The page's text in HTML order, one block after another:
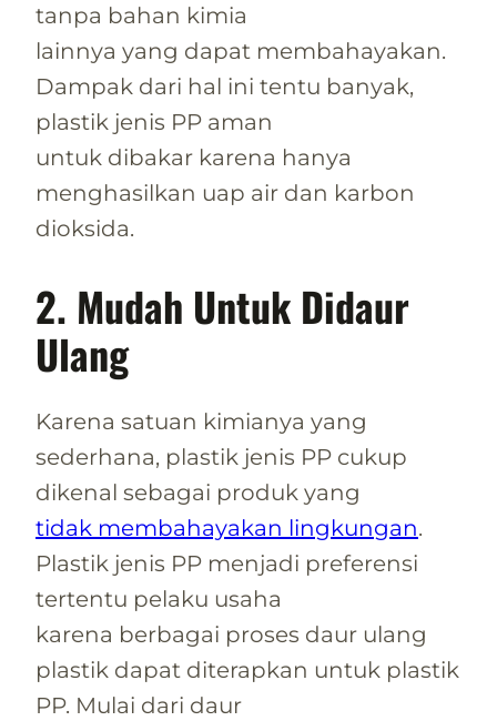
tanpa bahan kimia
lainnya yang dapat membahayakan.
Dampak dari hal ini tentu banyak,
plastik jenis PP aman
untuk dibakar karena hanya
menghasilkan uap air dan karbon
dioksida.
2. Mudah Untuk Didaur
Ulang
Karena satuan kimianya yang
sederhana, plastik jenis PP cukup
dikenal sebagai produk yang
tidak membahayakan lingkungan.
Plastik jenis PP menjadi preferensi
tertentu pelaku usaha
karena berbagai proses daur ulang
plastik dapat diterapkan untuk plastik
PP. Mulai dari daur